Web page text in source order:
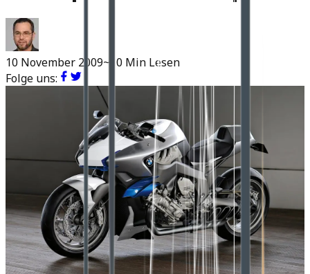
10 November 2009~10 Min Lesen
Folge uns: